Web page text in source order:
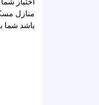
اختیار
منازل
باشد شما